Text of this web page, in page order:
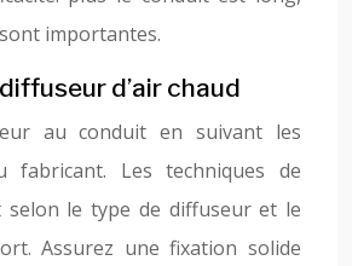
importantes.
d’air chaud
au conduit en suivant les
fabricant. Les techniques de
selon le type de diffuseur et le
Assurez une fixation solide